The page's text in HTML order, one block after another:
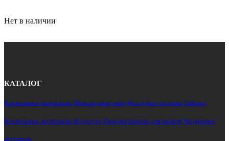
Нет в наличии
КАТАЛОГ
Кровельные материалы Мансардные окна Фасадные системы Заборы
Кровельные материалы Водосток Пиломатериалы для кровли Чердачные
лестницы